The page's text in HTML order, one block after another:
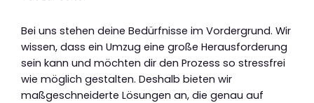
Bei uns stehen deine Bedürfnisse im Vordergrund. Wir
wissen, dass ein Umzug eine große Herausforderung
sein kann und möchten dir den Prozess so stressfrei
wie möglich gestalten. Deshalb bieten wir
maßgeschneiderte Lösungen an, die genau auf